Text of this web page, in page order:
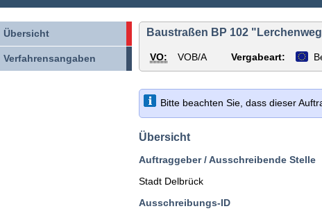
Übersicht
Verfahrensangaben
Baustraßen BP 102
VO: VOB/A Vergabeart:
Bitte beachten Sie, dass dieser
Übersicht
Auftraggeber / Ausschreibende Stelle
Stadt Delbrück
Ausschreibungs-ID